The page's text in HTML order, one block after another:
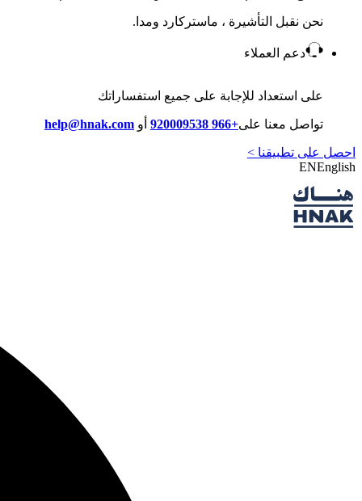
نحن نقبل التأشيرة ، ماستركارد ومدا.
دعم العملاء
على استعداد للإجابة على جميع استفساراتك
تواصل معنا على+966 920009538 أو help@hnak.com
احصل على تطبيقنا >
ENEnglish